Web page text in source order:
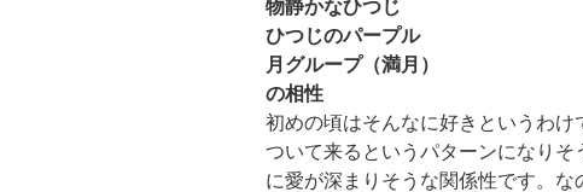
物静かなひつじ
ひつじのパープル
月グループ（満月）
の相性
初めの頃はそんなに好きというわ
ついて来るというパターンになり
に愛が深まりそうな関係性です。